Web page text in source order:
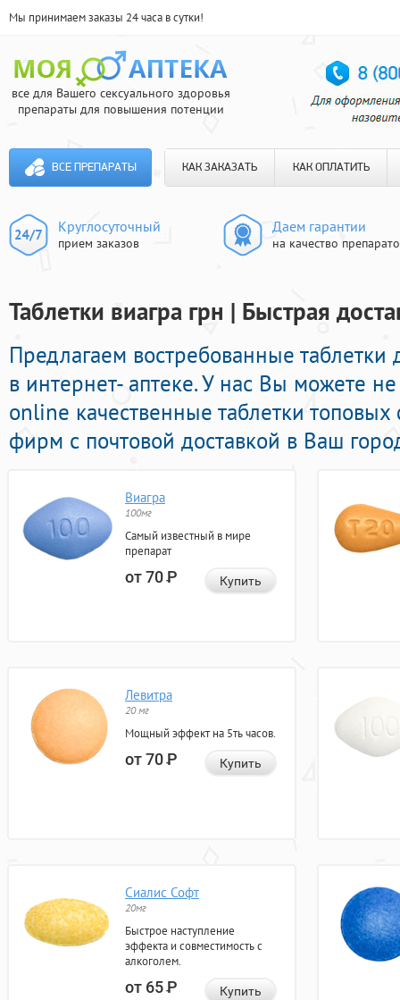
Мы принимаем заказы 24 часа в сутки!
все для Вашего сексуального здоровья
препараты для повышения потенции
ВСЕ ПРЕПАРАТЫ КАК ЗАКАЗАТЬ КАК ОПЛАТИТЬ
Круглосуточный
прием заказов
Даем гарантии
на качество
Таблетки виагра грн | Быстрая
Предлагаем востребованные
в интернет- аптеке. У нас Вы можете
online качественные таблетки
фирм с почтовой доставкой в Ваш
Виагра
100мг
Самый известный в мире
препарат
от 70Р Купить
Левитра
20 мг
Мощный эффект на 5ть часов.
от 70Р Купить
Сиалис Софт
20мг
Быстрое наступление
эффекта и совместимость с
алкоголем.
от 65Р Купить